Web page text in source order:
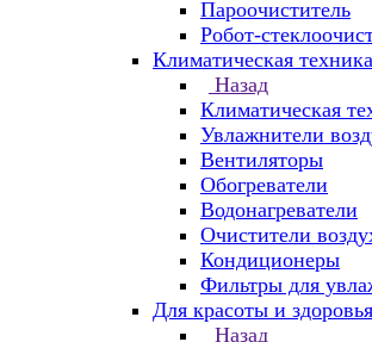
Пароочиститель
Робот-
Климатическая техника
Назад
Климатическая
Увлажнители
Вентиляторы
Обогреватели
Водонагреватели
Очистители
Кондиционеры
Фильтры для
Для красоты и здоровья
Назад